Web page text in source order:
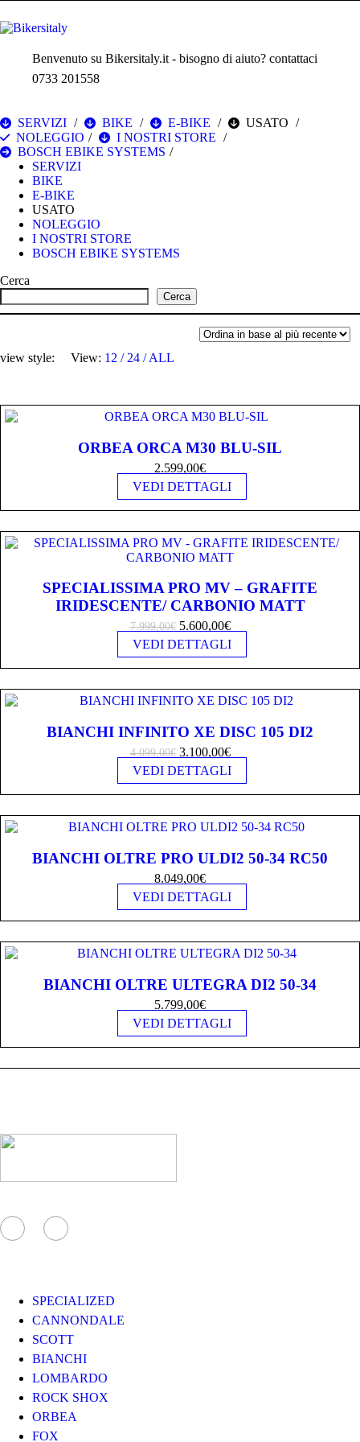
Benvenuto su Bikersitaly.it - bisogno di aiuto? contattaci
0733 201558
SERVIZI BIKE E-BIKE
USATO
NOLEGGIO
I NOSTRI STORE
BOSCH EBIKE SYSTEMS
SERVIZI
BIKE
E-BIKE
USATO
NOLEGGIO
I NOSTRI STORE
BOSCH EBIKE SYSTEMS
Cerca
Cerca
view style: View: 12 24 ALL
ORBEA ORCA M30 BLU-SIL
2.599,00€
VEDI DETTAGLI
SPECIALISSIMA PRO MV – GRAFITE
IRIDESCENTE/ CARBONIO MATT
7.999,00€ 5.600,00€
VEDI DETTAGLI
BIANCHI INFINITO XE DISC 105 DI2
4.099,00€ 3.100,00€
VEDI DETTAGLI
BIANCHI OLTRE PRO ULDI2 50-34 RC50
8.049,00€
VEDI DETTAGLI
BIANCHI OLTRE ULTEGRA DI2 50-34
5.799,00€
VEDI DETTAGLI
SPECIALIZED
CANNONDALE
SCOTT
BIANCHI
LOMBARDO
ROCK SHOX
ORBEA
FOX